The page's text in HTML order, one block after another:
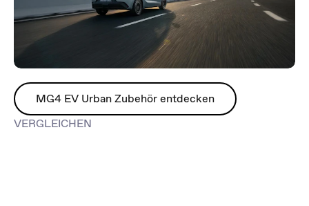
MG4 EV Urban Zubehör entdecken
VERGLEICHEN